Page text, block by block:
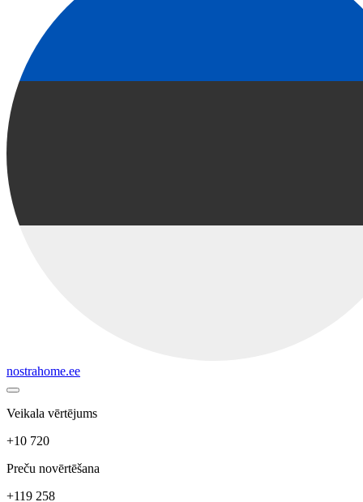
nostrahome.ee
Veikala vērtējums
+10 720
Preču novērtēšana
+119 258